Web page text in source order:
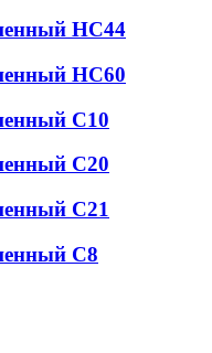
НС44
НС60
С10
С20
С21
С8